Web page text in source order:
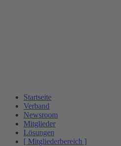
Startseite
Verband
Newsroom
Mitglieder
Lösungen
[ Mitgliederbereich ]